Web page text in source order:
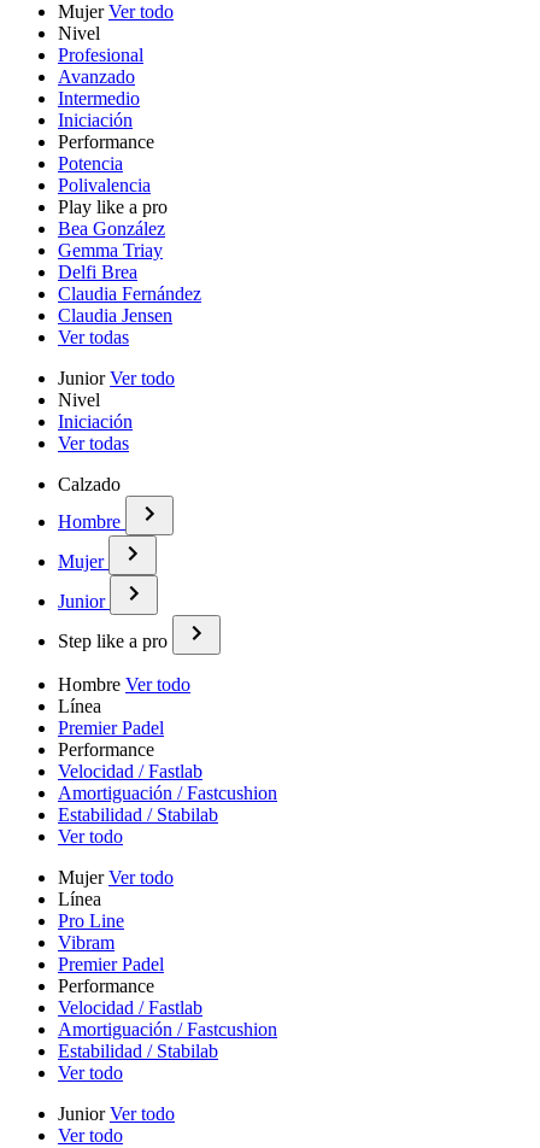
MujerVer todo
Nivel
Profesional
Avanzado
Intermedio
Iniciación
Performance
Potencia
Polivalencia
Play like a pro
Bea González
Gemma Triay
Delfi Brea
Claudia Fernández
Claudia Jensen
Ver todas
JuniorVer todo
Nivel
Iniciación
Ver todas
Calzado
Hombre
Mujer
Junior
Step like a pro
Hombre Ver todo
Línea
Premier Padel
Performance
Velocidad / Fastlab
Amortiguación / Fastcushion
Estabilidad / Stabilab
Ver todo
MujerVer todo
Línea
Pro Line
Vibram
Premier Padel
Performance
Velocidad / Fastlab
Amortiguación / Fastcushion
Estabilidad / Stabilab
Ver todo
JuniorVer todo
Ver todo